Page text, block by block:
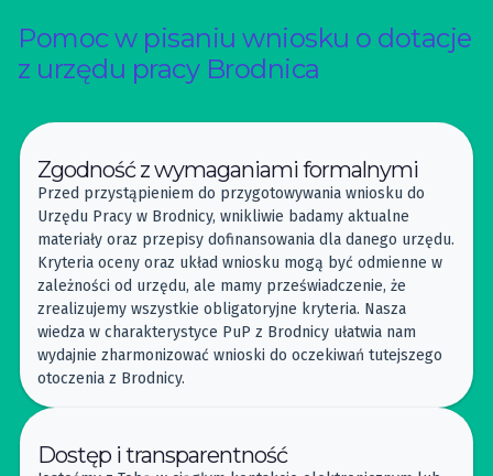
Pomoc w pisaniu wniosku o dotacje
z urzędu pracy Brodnica
Zgodność z wymaganiami formalnymi
Przed przystąpieniem do przygotowywania wniosku do
Urzędu Pracy w Brodnicy, wnikliwie badamy aktualne
materiały oraz przepisy dofinansowania dla danego urzędu.
Kryteria oceny oraz układ wniosku mogą być odmienne w
zależności od urzędu, ale mamy przeświadczenie, że
zrealizujemy wszystkie obligatoryjne kryteria. Nasza
wiedza w charakterystyce PuP z Brodnicy ułatwia nam
wydajnie zharmonizować wnioski do oczekiwań tutejszego
otoczenia z Brodnicy.
Dostęp i transparentność